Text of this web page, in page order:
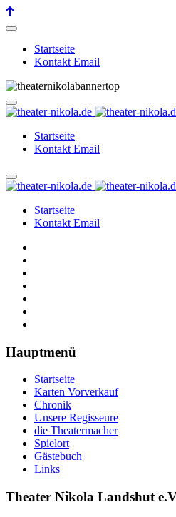
Startseite
Kontakt Email
Startseite
Kontakt Email
Startseite
Kontakt Email
Hauptmenü
Startseite
Karten Vorverkauf
Chronik
Unsere Regisseure
die Theatermacher
Spielort
Gästebuch
Links
Theater Nikola Landshut